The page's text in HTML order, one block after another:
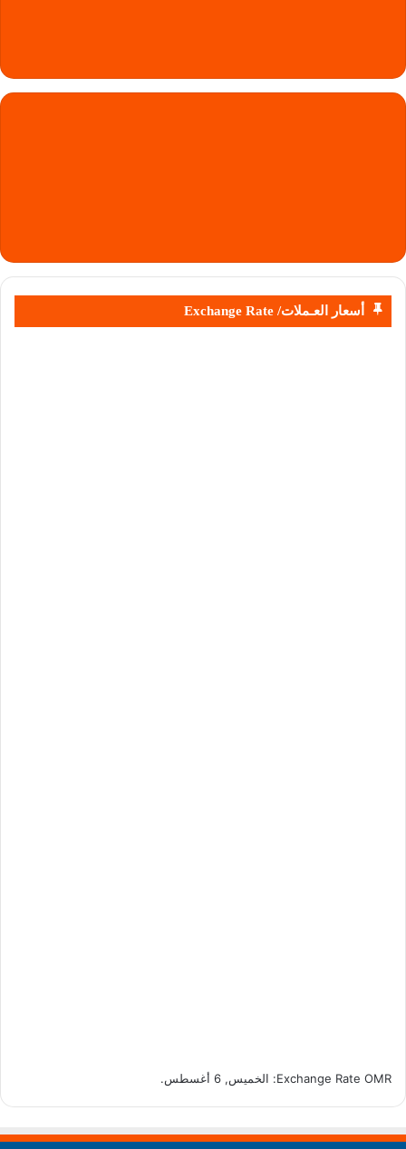
أسعار العـملات/ Exchange Rate
Exchange Rate OMR : الخميس, 6 أغسطس.